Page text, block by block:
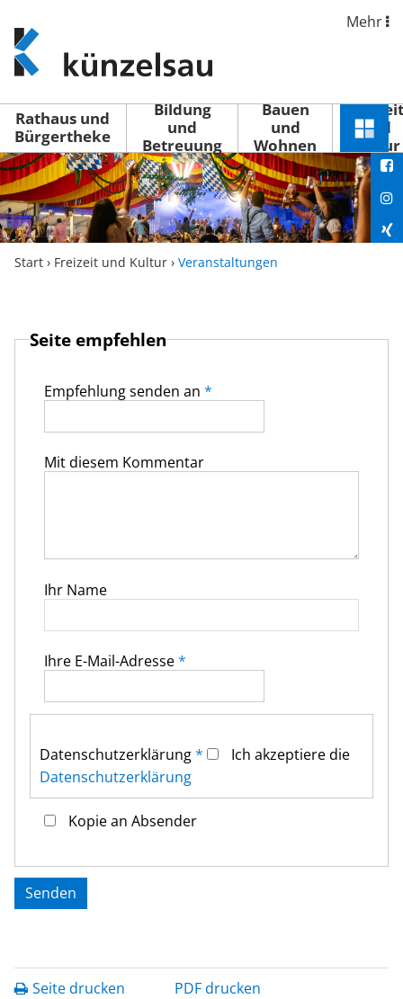
www.kuenzelsau.de
(zur
Startseite)
Mehr
Rathaus und
Bürgertheke
Bildung
und
Betreuung
Bauen
und
Wohnen
Freizeit
und
Kultur
Menü
Start › Freizeit und Kultur › Veranstaltungen
Seite empfehlen
Empfehlung senden an *
Mit diesem Kommentar
Ihr Name
Ihre E-Mail-Adresse*
Datenschutz­erklärung*
Ich akzeptiere die
Datenschutz­erklärung
Kopie an Absender
Seite drucken
PDF drucken